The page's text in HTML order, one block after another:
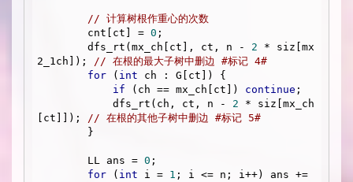
// 计算树根作重心的次数
        cnt[ct] =
0 ;
        dfs_rt(mx_ch[ct], ct, n -
2 * siz[mx
2_1ch]); // 在根的最大子树中删边 #标记 4#
for ( int ch : G[ct]) {
if (ch == mx_ch[ct]) continue ;
            dfs_rt(ch, ct, n -
2 * siz[mx_ch
[ct]]); // 在根的其他子树中删边 #标记 5#
        LL ans =
0 ;
for ( int i = 1 ; i <= n; i++) ans +=